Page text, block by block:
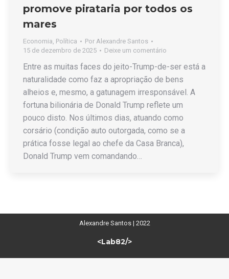
promove pirataria por todos os
mares
Economia, Política Por Alexandre Santos
15 de dezembro de 2025
Deixe um comentário
Entre as muitas faces do jeito-Trump-de-ser está a
naturalidade como faz a apropriação de bens
alheios e, mesmo, a gatunagem irresponsável. A
fortuna bilionária de Donald Trump reflete um
pouco disto. Nos últimos dias, atuando como
corsário (condição auto outorgada, como se a
prática fosse legal ao chefe da Casa Branca),
Donald Trump vem comandando…
Alexandre Santos | 2022
<Lab82/>